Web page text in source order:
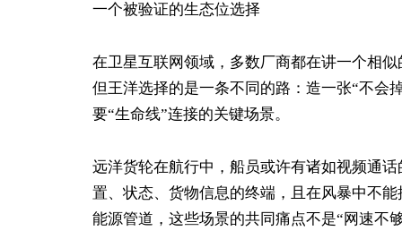
一个被验证的生态位选择
在卫星互联网领域，多数厂商都在讲一个相
但王洋选择的是一条不同的路：造一张“不会
要“生命线”连接的关键场景。
远洋货轮在航行中，船员或许有诸如视频通
置、状态、货物信息的终端，且在风暴中不
能源管道，这些场景的共同痛点不是“网速不